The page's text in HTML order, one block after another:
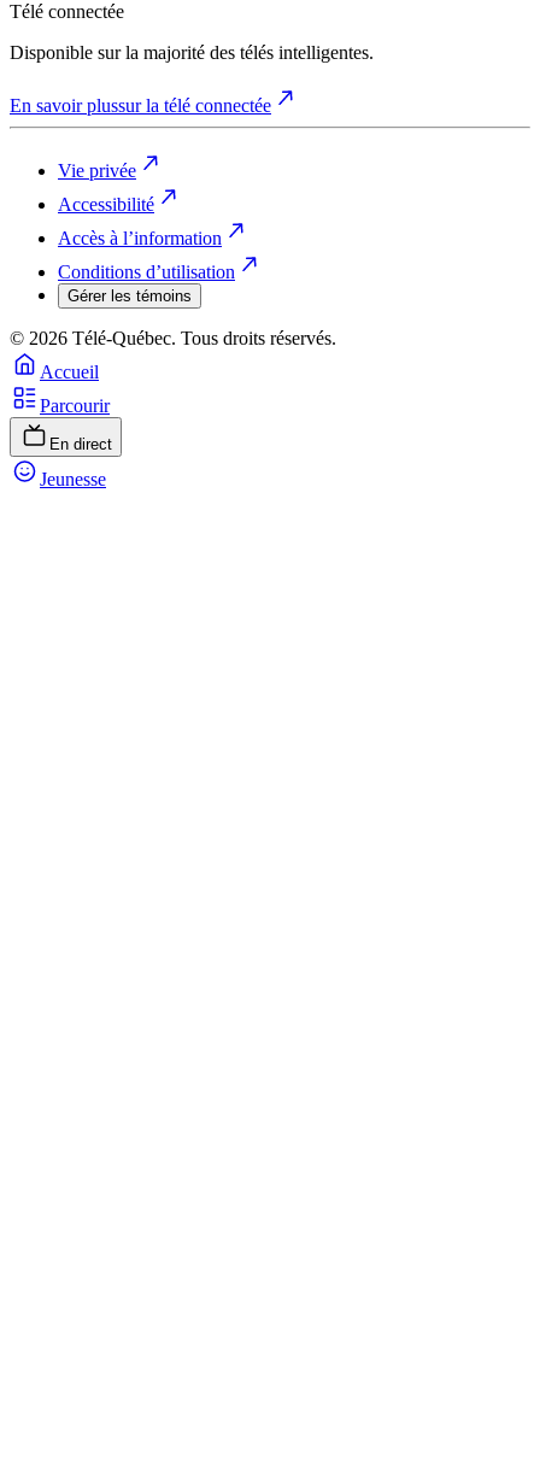
Télé connectée
Disponible sur la majorité des télés intelligentes.
En savoir plussur la télé connectée
Vie privée
Accessibilité
Accès à l’information
Conditions d’utilisation
Gérer les témoins
© 2026 Télé-Québec. Tous droits réservés.
Accueil
Parcourir
En direct
Jeunesse